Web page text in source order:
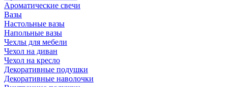
Ароматические свечи
Вазы
Настольные вазы
Напольные вазы
Чехлы для мебели
Чехол на диван
Чехол на кресло
Декоративные подушки
Декоративные наволочки